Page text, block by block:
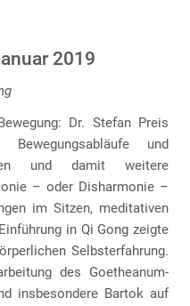
2019
Dr. Stefan Preis
und
und damit weitere
– oder Disharmonie –
im Sitzen, meditativen
in Qi Gong zeigte
Selbsterfahrung.
des Goetheanum-
insbesondere Bartok auf